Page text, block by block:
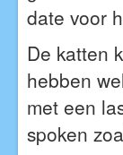
date voor
De katten
hebben
met een
spoken